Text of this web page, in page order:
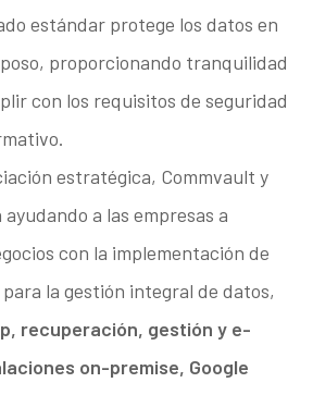
estándar protege los datos en
proporcionando tranquilidad
con los requisitos de seguridad
estratégica, Commvault y
a las empresas a
con la implementación de
la gestión integral de datos,
recuperación, gestión y e-
on-premise, Google